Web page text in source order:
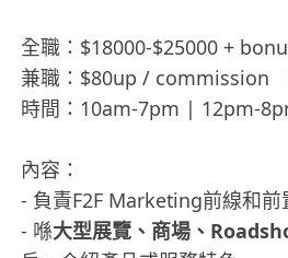
全職：$18000-$25000 +
兼職：$80up / commission
時間：10am-7pm | 12pm-
內容：
- 負責F2F Marketing前線和前
- 喺大型展覽、商場、